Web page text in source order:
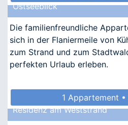
Ostseeblick
Die familienfreundliche
sich in der Flaniermeile von
zum Strand und zum
perfekten Urlaub erleben.
1 Appartement
Residenz am Weststrand